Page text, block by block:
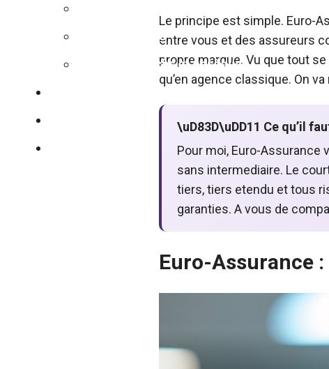
Assurance auto
Assurance décès et obsèques
Le principe est simple. Euro-
entre vous et des assureurs
propre marque. Vu que tout
qu’en agence classique. On
\uD83D\uDD11 Ce qu’il
Pour moi, Euro-
sans intermediaire. Le
tiers, tiers etendu et tous
garanties. A vous de
Euro-Assurance